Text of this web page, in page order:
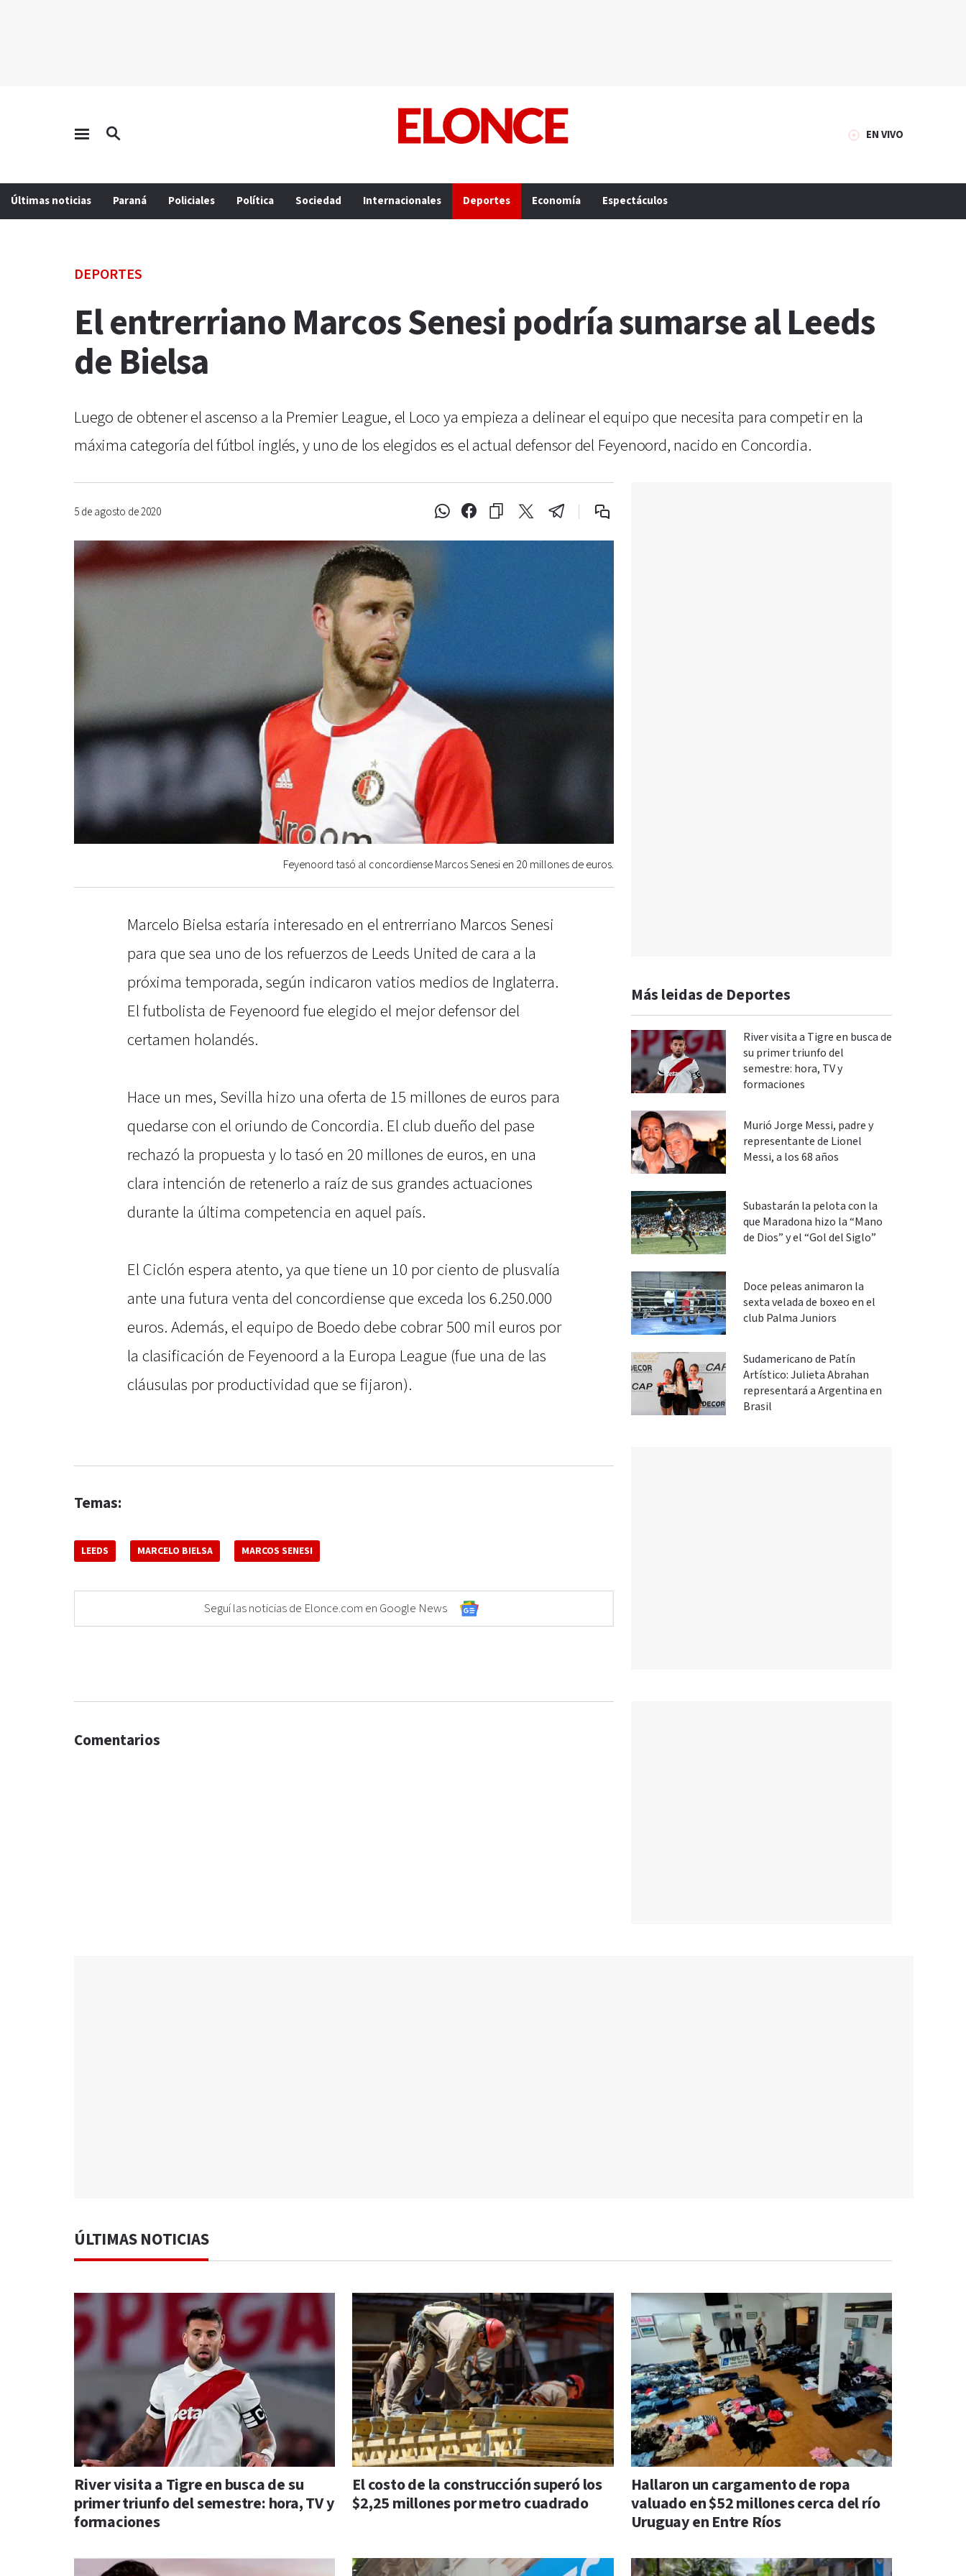
EN VIVO
Últimas noticias Paraná Policiales Política Sociedad Internacionales Deportes Economía Espectáculos
DEPORTES
El entrerriano Marcos Senesi podría sumarse al Leeds
de Bielsa
Luego de obtener el ascenso a la Premier League, el Loco ya empieza a delinear el equipo que necesita para competir en la
máxima categoría del fútbol inglés, y uno de los elegidos es el actual defensor del Feyenoord, nacido en Concordia.
5 de agosto de 2020
Feyenoord tasó al concordiense Marcos Senesi en 20 millones de euros.
Marcelo Bielsa estaría interesado en el entrerriano Marcos Senesi
para que sea uno de los refuerzos de Leeds United de cara a la
próxima temporada, según indicaron vatios medios de Inglaterra.
El futbolista de Feyenoord fue elegido el mejor defensor del
certamen holandés.
Hace un mes, Sevilla hizo una oferta de 15 millones de euros para
quedarse con el oriundo de Concordia. El club dueño del pase
rechazó la propuesta y lo tasó en 20 millones de euros, en una
clara intención de retenerlo a raíz de sus grandes actuaciones
durante la última competencia en aquel país.
El Ciclón espera atento, ya que tiene un 10 por ciento de plusvalía
ante una futura venta del concordiense que exceda los 6.250.000
euros. Además, el equipo de Boedo debe cobrar 500 mil euros por
la clasificación de Feyenoord a la Europa League (fue una de las
cláusulas por productividad que se fijaron).
Temas:
LEEDS MARCELO BIELSA MARCOS SENESI
Seguí las noticias de Elonce.com en Google News
Más leidas de Deportes
River visita a Tigre en busca de
su primer triunfo del
semestre: hora, TV y
formaciones
Murió Jorge Messi, padre y
representante de Lionel
Messi, a los 68 años
Subastarán la pelota con la
que Maradona hizo la “Mano
de Dios” y el “Gol del Siglo”
Doce peleas animaron la
sexta velada de boxeo en el
club Palma Juniors
Sudamericano de Patín
Artístico: Julieta Abrahan
representará a Argentina en
Brasil
Comentarios
ÚLTIMAS NOTICIAS
River visita a Tigre en busca de su
primer triunfo del semestre: hora, TV y
formaciones
El costo de la construcción superó los
$2,25 millones por metro cuadrado
Hallaron un cargamento de ropa
valuado en $52 millones cerca del río
Uruguay en Entre Ríos